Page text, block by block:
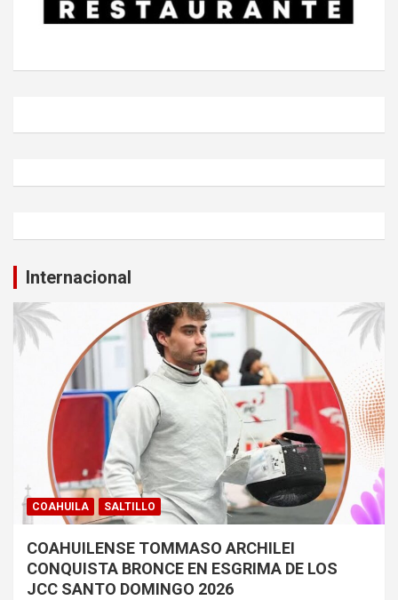
Internacional
COAHUILA SALTILLO
COAHUILENSE TOMMASO ARCHILEI
CONQUISTA BRONCE EN ESGRIMA DE LOS
JCC SANTO DOMINGO 2026